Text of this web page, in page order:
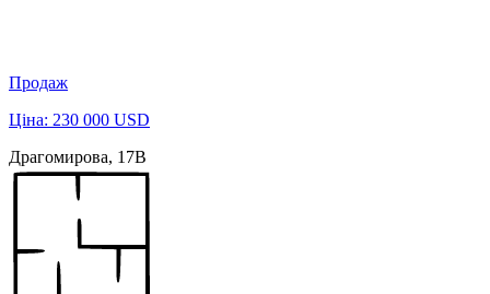
Продаж
Ціна: 230 000 USD
Драгомирова, 17В